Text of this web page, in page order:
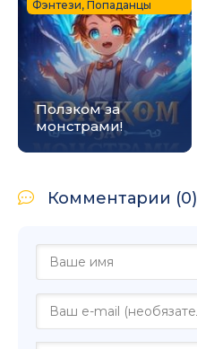
Ползком за
монстрами!
Фэнтези, Попаданцы
Комментарии (0)